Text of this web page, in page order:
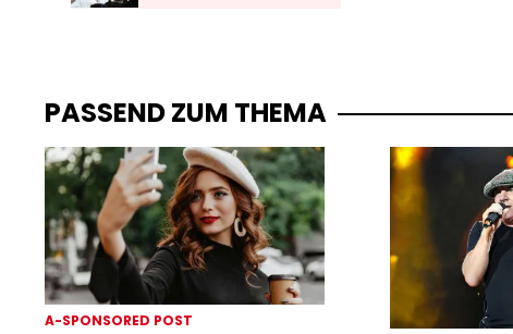
PASSEND ZUM THEMA
A-SPONSORED POST